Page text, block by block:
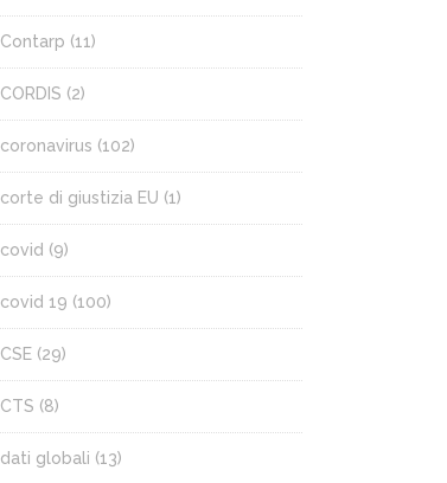
Contarp (11)
CORDIS (2)
coronavirus (102)
corte di giustizia EU (1)
covid (9)
covid 19 (100)
CSE (29)
CTS (8)
dati globali (13)